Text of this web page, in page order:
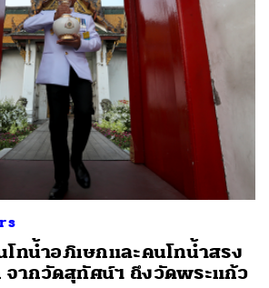
ทน้ำอภิเษกและคนโทน้ำสรง
จากวัดสุทัศน์ฯ ถึงวัดพระแก้ว